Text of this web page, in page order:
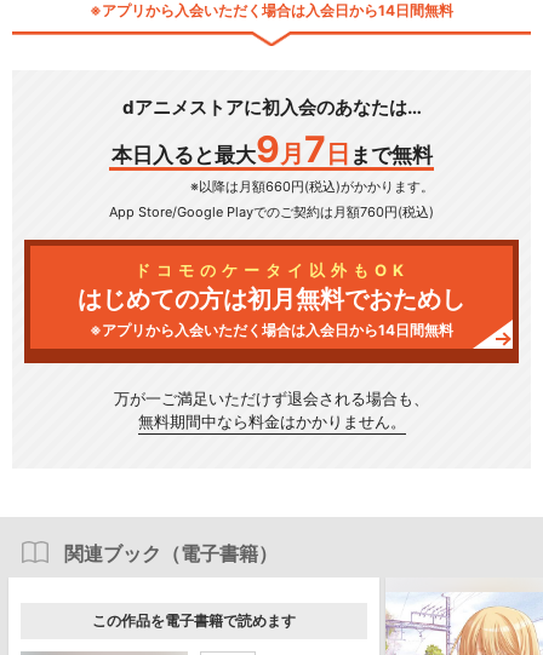
※アプリから入会いただく場合は入会日から14日間無料
dアニメストアに初入会のあなたは…
本日入ると最大9 月 7 日 まで無料
※以降は月額660円(税込)がかかります。
App Store/Google Playでのご契約は月額760円(税込)
ドコモのケータイ以外もOK
はじめての方は初月無料でおためし
※アプリから入会いただく場合は入会日から14日間無料
万が一ご満足いただけず退会される場合も、
無料期間中なら料金はかかりません。
関連ブック（電子書籍）
この作品を電子書籍で読めます